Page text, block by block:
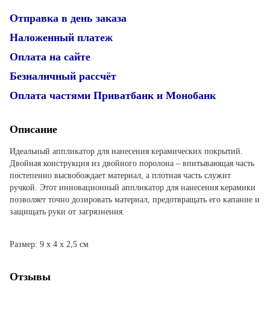
Отправка в день заказа
Наложенный платеж
Оплата на сайте
Безналичный рассчёт
Оплата частями Приватбанк и Монобанк
Описание
Идеальный аппликатор для нанесения керамических покрытий.
Двойная конструкция из двойного поролона – впитывающая часть
постепенно высвобождает материал, а плотная часть служит
ручкой. Этот инновационный аппликатор для нанесения керамики
позволяет точно дозировать материал, предотвращать его капание и
защищать руки от загрязнения.
Размер: 9 х 4 х 2,5 см
Отзывы